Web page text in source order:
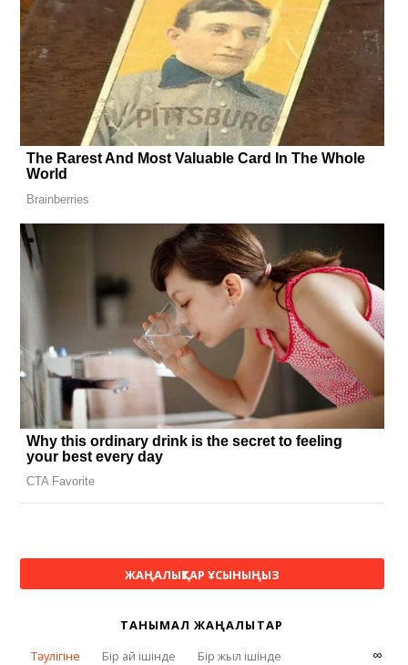
ЖАҢАЛЫҚТАР ҰСЫНЫҢЫЗ
ТАНЫМАЛ ЖАҢАЛЫҚТАР
Тәулігіне
Бір ай ішінде Бір жыл ішінде ∞